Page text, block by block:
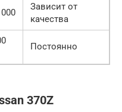
Зависит от
качества
Постоянно
370Z